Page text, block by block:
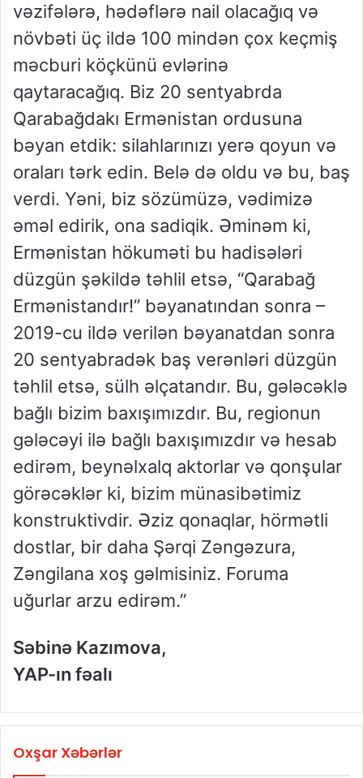
vəzifələrə, hədəflərə nail olacağıq və
növbəti üç ildə 100 mindən çox keçmiş
məcburi köçkünü evlərinə
qaytaracağıq. Biz 20 sentyabrda
Qarabağdakı Ermənistan ordusuna
bəyan etdik: silahlarınızı yerə qoyun və
oraları tərk edin. Belə də oldu və bu, baş
verdi. Yəni, biz sözümüzə, vədimizə
əməl edirik, ona sadiqik. Əminəm ki,
Ermənistan hökuməti bu hadisələri
düzgün şəkildə təhlil etsə, “Qarabağ
Ermənistandır!” bəyanatından sonra –
2019-cu ildə verilən bəyanatdan sonra
20 sentyabradək baş verənləri düzgün
təhlil etsə, sülh əlçatandır. Bu, gələcəklə
bağlı bizim baxışımızdır. Bu, regionun
gələcəyi ilə bağlı baxışımızdır və hesab
edirəm, beynəlxalq aktorlar və qonşular
görəcəklər ki, bizim münasibətimiz
konstruktivdir. Əziz qonaqlar, hörmətli
dostlar, bir daha Şərqi Zəngəzura,
Zəngilana xoş gəlmisiniz. Foruma
uğurlar arzu edirəm.”
Səbinə Kazımova,
YAP-ın fəalı
Oxşar Xəbərlər